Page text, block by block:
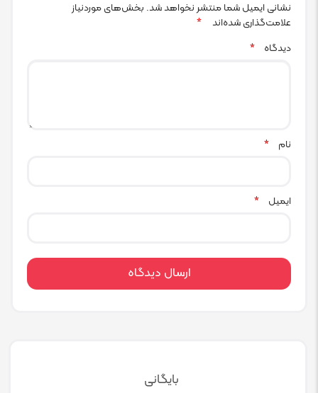
نشانی ایمیل شما منتشر نخواهد شد. بخش‌های موردنیاز
علامت‌گذاری شده‌اند
*
دیدگاه
*
نام *
ایمیل *
بایگانی